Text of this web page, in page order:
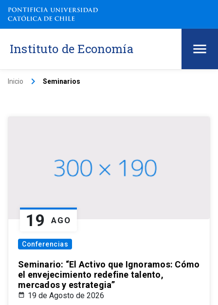
Instituto de Economía
Inicio keyboard_arrow_right Seminarios
19 AGO
Conferencias
Seminario: “El Activo que Ignoramos: Cómo
el envejecimiento redefine talento,
mercados y estrategia”
19 de Agosto de 2026